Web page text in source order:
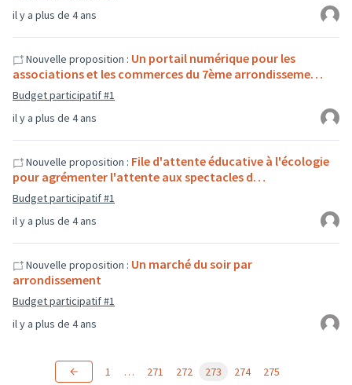
il y a plus de 4 ans
il y a plus de 4 ans
Nouvelle proposition : Un portail numérique pour les
associations et les commerces du 7ème arrondisseme…
Budget participatif #1
il y a plus de 4 ans
Nouvelle proposition : File d'attente éducative à l'écologie
pour agrémenter l'attente aux spectacles d…
Budget participatif #1
il y a plus de 4 ans
Nouvelle proposition : Un marché du soir par
arrondissement
Budget participatif #1
1 … 271 272 273 274 275